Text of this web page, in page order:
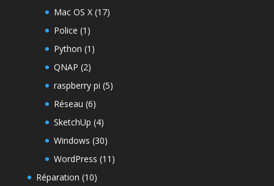
Mac OS X(17)
Police (1)
Python (1)
QNAP (2)
raspberry pi (5)
Réseau (6)
SketchUp (4)
Windows (30)
WordPress (11)
Réparation (10)